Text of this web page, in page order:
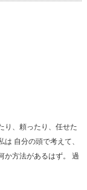
り、頼ったり、任せた
自分の頭で考えて、
か方法があるはず。 過